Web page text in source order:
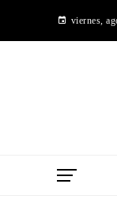
viernes,